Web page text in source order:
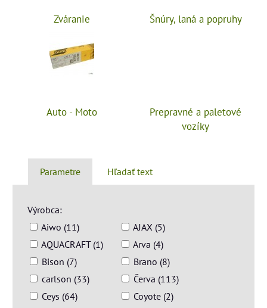
Zváranie Šnúry, laná a popruhy
Auto - Moto
Prepravné a paletové
vozíky
Parametre Hľadať text
Výrobca:
Aiwo (11)
AJAX (5)
AQUACRAFT (1)
Arva (4)
Bison (7)
Brano (8)
carlson (33)
Červa (113)
Ceys (64)
Coyote (2)